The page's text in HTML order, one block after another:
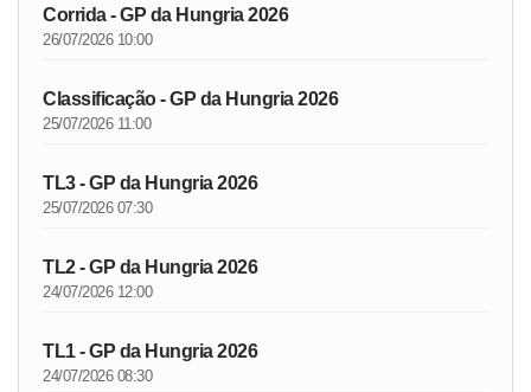
Corrida - GP da Hungria 2026
26/07/2026 10:00
Classificação - GP da Hungria 2026
25/07/2026 11:00
TL3 - GP da Hungria 2026
25/07/2026 07:30
TL2 - GP da Hungria 2026
24/07/2026 12:00
TL1 - GP da Hungria 2026
24/07/2026 08:30